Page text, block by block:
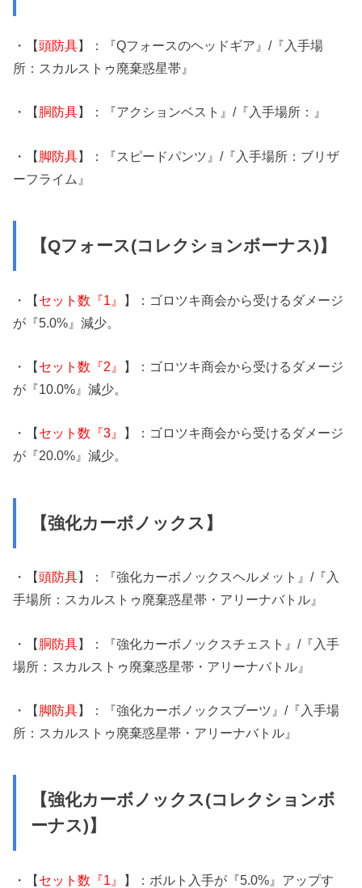
・【頭防具】：『Qフォースのヘッドギア』/『入手場
所：スカルストゥ廃棄惑星帯』
・【胴防具】：『アクションベスト』/『入手場所：』
・【脚防具】：『スピードパンツ』/『入手場所：ブリザ
ーフライム』
【Qフォース(コレクションボーナス)】
・【セット数『1』 】：ゴロツキ商会から受けるダメージ
が『5.0%』減少。
・【セット数『2』 】：ゴロツキ商会から受けるダメージ
が『10.0%』減少。
・【セット数『3』 】：ゴロツキ商会から受けるダメージ
が『20.0%』減少。
【強化カーボノックス】
・【頭防具】：『強化カーボノックスヘルメット』/『入
手場所：スカルストゥ廃棄惑星帯・アリーナバトル』
・【胴防具】：『強化カーボノックスチェスト』/『入手
場所：スカルストゥ廃棄惑星帯・アリーナバトル』
・【脚防具】：『強化カーボノックスブーツ』/『入手場
所：スカルストゥ廃棄惑星帯・アリーナバトル』
【強化カーボノックス(コレクションボ
ーナス)】
・【セット数『1』 】：ボルト入手が『5.0%』アップす